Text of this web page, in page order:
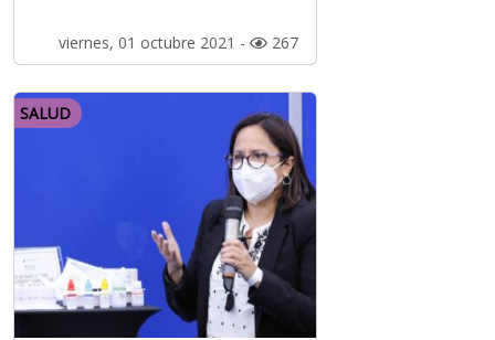
viernes, 01 octubre 2021 - 267
SALUD